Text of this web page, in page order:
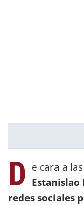
D e cara a
Estanislao
redes sociales